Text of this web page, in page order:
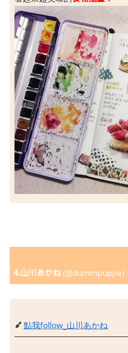
4.山川あかね(@dummpuppe)
點我follow_山川あかね